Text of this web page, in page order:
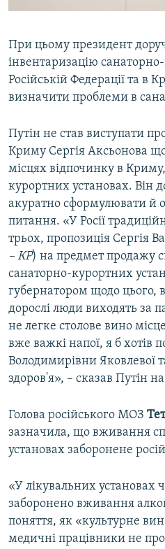
При цьому президент
інвентаризацію
Російській Федерації та в
визначити проблеми в
Путін не став виступати
Криму Сергія Аксьонова
місцях відпочинку в
курортних установах. Він
акуратно сформулювати й
питання. «У Росії
трьох, пропозиція Сергія
– КР) на предмет продажу
санаторно-курортних
губернатором щодо цього,
дорослі люди виходять за
не легке столове вино
вже важкі напої, я б хотів
Володимирівни Яковлевої
здоров'я», – сказав Путін на
Голова російського МОЗ
зазначила, що вживання
установах заборонене
«У лікувальних
заборонено вживання
поняття, як «культурне
медичні працівники не